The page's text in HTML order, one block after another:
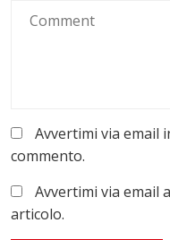
Avvertimi via email
commento.
Avvertimi via email
articolo.